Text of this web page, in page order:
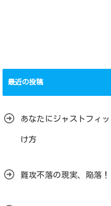
最近の投稿
あなたにジャストフィ
け方
難攻不落の現実、陥落！